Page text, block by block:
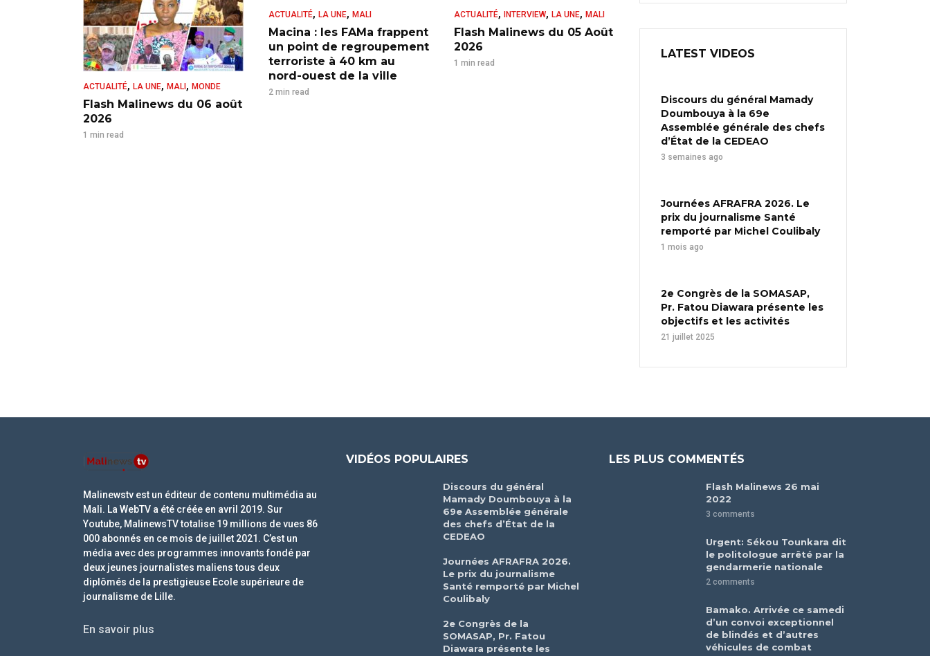
ACTUALITÉ, LA UNE, MALI , MONDE
Flash Malinews du 06 août
2026
1 min read
ACTUALITÉ, LA UNE, MALI
Macina : les FAMa frappent
un point de regroupement
terroriste à 40 km au
nord-ouest de la ville
2 min read
ACTUALITÉ, INTERVIEW, LA UNE, MALI
Flash Malinews du 05 Août
2026
1 min read
LATEST VIDEOS
Discours du général Mamady
Doumbouya à la 69e
Assemblée générale des chefs
d’État de la CEDEAO
3 semaines ago
Journées AFRAFRA 2026. Le
prix du journalisme Santé
remporté par Michel Coulibaly
1 mois ago
2e Congrès de la SOMASAP,
Pr. Fatou Diawara présente les
objectifs et les activités
21 juillet 2025
Malinewstv est un éditeur de contenu multimédia au
Mali. La WebTV a été créée en avril 2019. Sur
Youtube, MalinewsTV totalise 19 millions de vues 86
000 abonnés en ce mois de juillet 2021. C’est un
média avec des programmes innovants fondé par
deux jeunes journalistes maliens tous deux
diplômés de la prestigieuse Ecole supérieure de
journalisme de Lille.
En savoir plus
VIDÉOS POPULAIRES
Discours du général
Mamady Doumbouya à la
69e Assemblée générale
des chefs d’État de la
CEDEAO
Journées AFRAFRA 2026.
Le prix du journalisme
Santé remporté par Michel
Coulibaly
2e Congrès de la
SOMASAP, Pr. Fatou
Diawara présente les
LES PLUS COMMENTÉS
Flash Malinews 26 mai
2022
3 comments
Urgent: Sékou Tounkara dit
le politologue arrêté par la
gendarmerie nationale
2 comments
Bamako. Arrivée ce samedi
d’un convoi exceptionnel
de blindés et d’autres
véhicules de combat